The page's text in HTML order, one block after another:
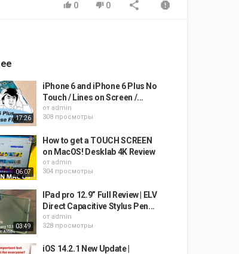
0 0
17:26
iPhone 6 and iPhone 6 Plus No
Touch / Lines on Screen /...
от admin
308 просмотры
06:07
How to get a TOUCH SCREEN
on MacOS! Desklab 4K Review
от admin
304 просмотры
03:49
IPad pro 12.9” Full Review | ELV
Direct Capacitive Stylus Pen...
от admin
328 просмотры
iOS 14.2.1 New Update |